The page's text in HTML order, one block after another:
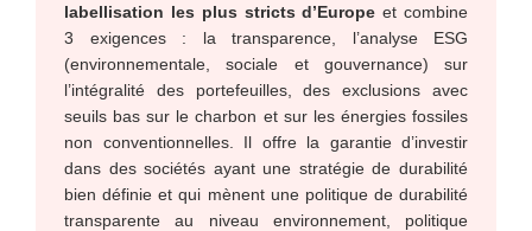
labellisation les plus stricts d’Europeet combine
3 exigences : la transparence, l’analyse ESG
(environnementale, sociale et gouvernance) sur
l’intégralité des portefeuilles, des exclusions avec
seuils bas sur le charbon et sur les énergies fossiles
non conventionnelles. Il offre la garantie d’investir
dans des sociétés ayant une stratégie de durabilité
bien définie et qui mènent une politique de durabilité
transparente au niveau environnement, politique